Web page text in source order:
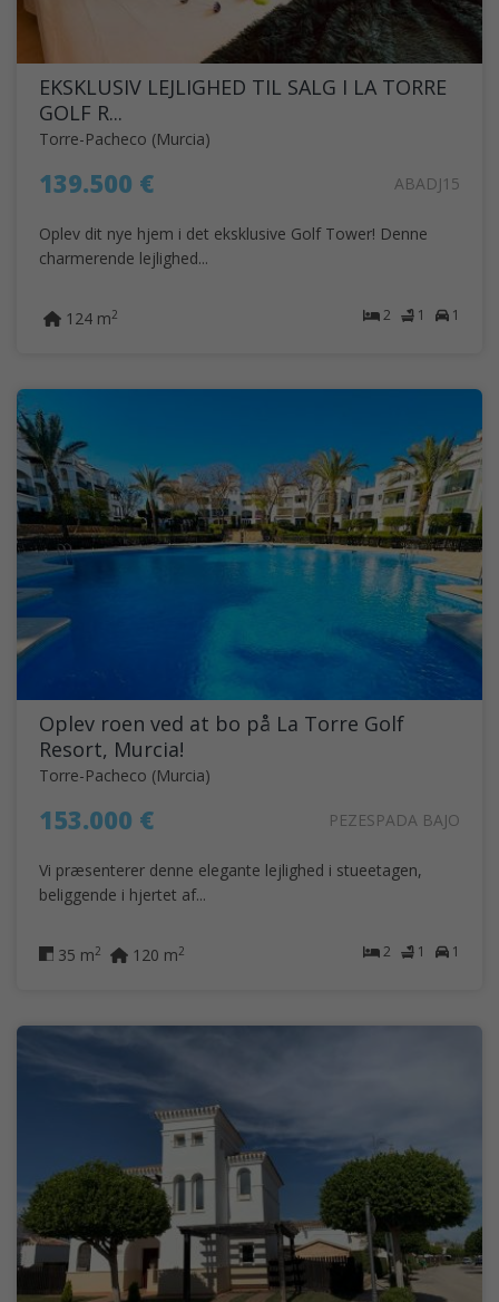
EKSKLUSIV LEJLIGHED TIL SALG I LA TORRE
GOLF R...
Torre-Pacheco (Murcia)
139.500 € ABADJ15
Oplev dit nye hjem i det eksklusive Golf Tower! Denne
charmerende lejlighed...
2 1 1
124 m2
Oplev roen ved at bo på La Torre Golf
Resort, Murcia!
Torre-Pacheco (Murcia)
153.000 € PEZESPADA BAJO
Vi præsenterer denne elegante lejlighed i stueetagen,
beliggende i hjertet af...
2 1 1
35 m2 120 m2